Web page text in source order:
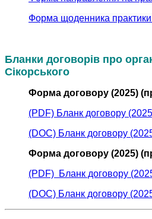
Форма щоденника практики
Бланки договорів про
Сікорського
Форма договору (2025)
(PDF) Бланк договору
(DOC) Бланк договору
Форма договору (2025)
(PDF) Бланк договору
(DOC) Бланк договору